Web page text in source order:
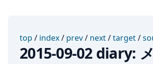
top / index/ prev/ next/target/
2015-09-02 diary: